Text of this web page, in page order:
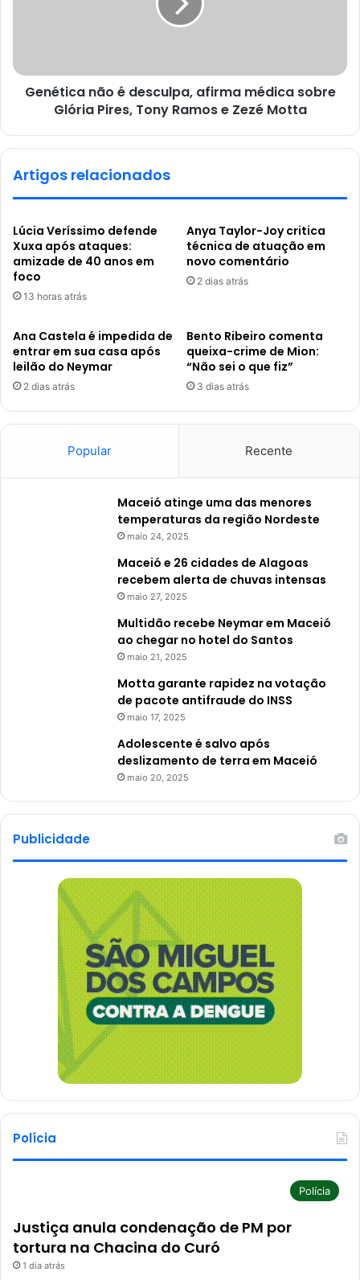
Genética não é desculpa, afirma médica sobre
Glória Pires, Tony Ramos e Zezé Motta
Artigos relacionados
Lúcia Veríssimo defende
Xuxa após ataques:
amizade de 40 anos em
foco
13 horas atrás
Anya Taylor-Joy critica
técnica de atuação em
novo comentário
2 dias atrás
Ana Castela é impedida de
entrar em sua casa após
leilão do Neymar
2 dias atrás
Bento Ribeiro comenta
queixa-crime de Mion:
“Não sei o que fiz”
3 dias atrás
Popular Recente
Maceió atinge uma das menores
temperaturas da região Nordeste
maio 24, 2025
Maceió e 26 cidades de Alagoas
recebem alerta de chuvas intensas
maio 27, 2025
Multidão recebe Neymar em Maceió
ao chegar no hotel do Santos
maio 21, 2025
Motta garante rapidez na votação
de pacote antifraude do INSS
maio 17, 2025
Adolescente é salvo após
deslizamento de terra em Maceió
maio 20, 2025
Publicidade
Polícia
Polícia
Justiça anula condenação de PM por
tortura na Chacina do Curó
1 dia atrás